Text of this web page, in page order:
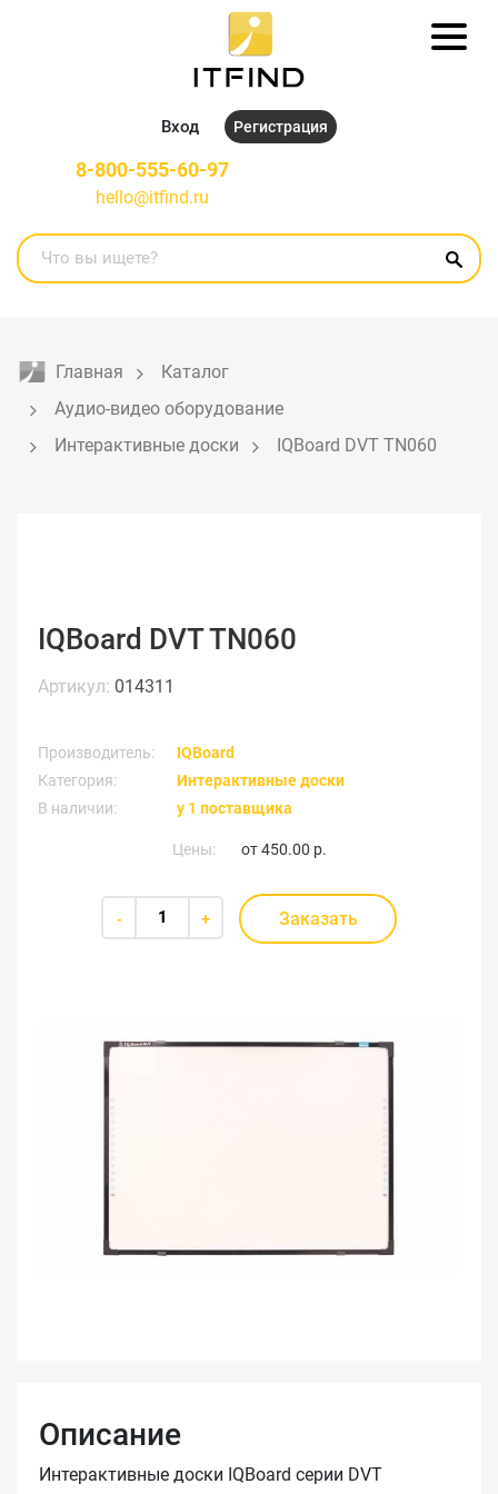
Вход Регистрация
8-800-555-60-97
hello@itfind.ru
Главная
Каталог
Аудио-видео оборудование
Интерактивные доски
IQBoard DVT TN060
IQBoard DVT TN060
Артикул: 014311
Производитель:
IQBoard
Категория:
Интерактивные доски
В наличии:
у 1 поставщика
Цены: от450.00 р.
- + Заказать
Описание
Интерактивные доски IQBoard серии DVT